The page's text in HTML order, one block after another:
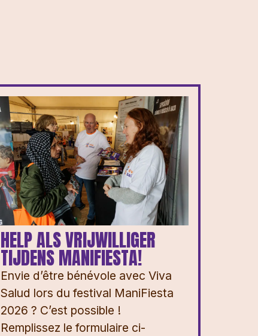
HELP ALS VRIJWILLIGER
TIJDENS MANIFIESTA!
Envie d’être bénévole avec Viva
Salud lors du festival ManiFiesta
2026 ? ⁠⁠C’est possible !
Remplissez le formulaire ci-